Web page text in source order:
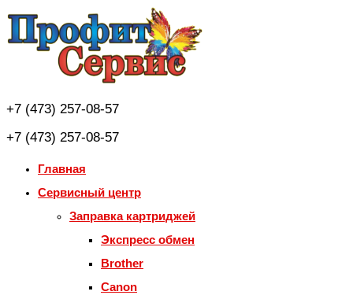
Skip
content
+7 (473) 257-08-57
+7 (473) 257-08-57
Главная
Сервисный центр
Заправка картриджей
Экспресс обмен
Brother
Canon